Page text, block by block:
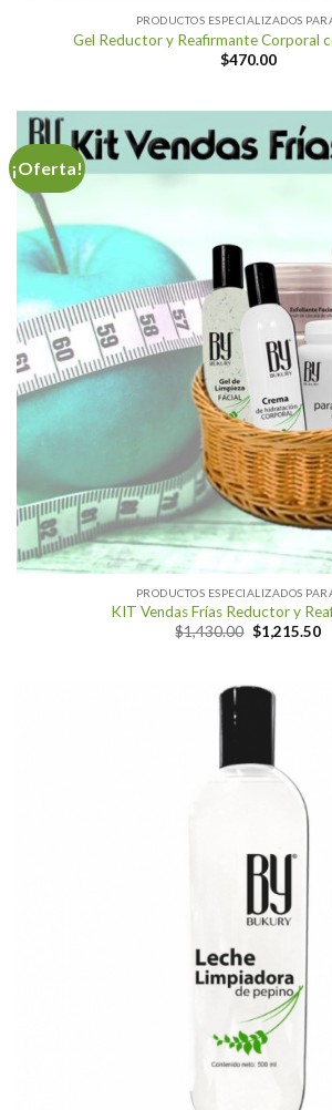
PRODUCTOS ESPECIALIZADOS
Gel Reductor y Reafirmante Corporal
$470.00
¡Oferta!
PRODUCTOS ESPECIALIZADOS
KIT Vendas Frías Reductor y
$1,430.00 Original
price
$1,215.50